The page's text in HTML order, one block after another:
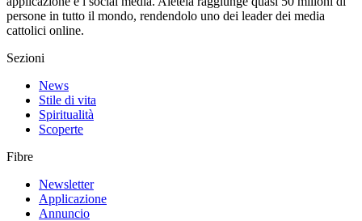
persone in tutto il mondo, rendendolo uno dei leader dei media
cattolici online.
Sezioni
News
Stile di vita
Spiritualità
Scoperte
Fibre
Newsletter
Applicazione
Annuncio